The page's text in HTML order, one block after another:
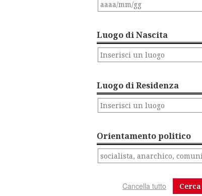
Luogo di Nascita
Luogo di Residenza
Orientamento politico
Cerca